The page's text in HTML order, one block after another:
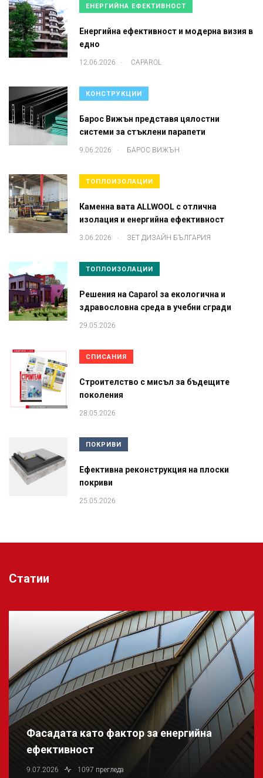
ЕНЕРГИЙНА ЕФЕКТИВНОСТ
Енергийна ефективност и модерна визия в
едно
12.06.2026 . CAPAROL
КОНСТРУКЦИИ
Барос Вижън представя цялостни
системи за стъклени парапети
9.06.2026 . БАРОС ВИЖЪН
ТОПЛОИЗОЛАЦИИ
Каменна вата ALLWOOL с отлична
изолация и енергийна ефективност
3.06.2026 . ЗЕТ ДИЗАЙН БЪЛГАРИЯ
ТОПЛОИЗОЛАЦИИ
Решения на Caparol за екологична и
здравословна среда в учебни сгради
29.05.2026
СПИСАНИЯ
Строителство с мисъл за бъдещите
поколения
28.05.2026
ПОКРИВИ
Ефективна реконструкция на плоски
покриви
25.05.2026
Статии
Фасадата като фактор за енергийна
ефективност
9.07.2026 1097 прегледа